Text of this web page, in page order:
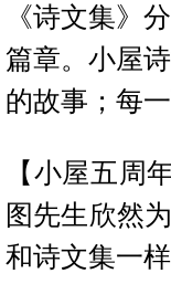
《诗文集》
篇章。小屋
的故事；每
【小屋五周
图先生欣然
和诗文集一